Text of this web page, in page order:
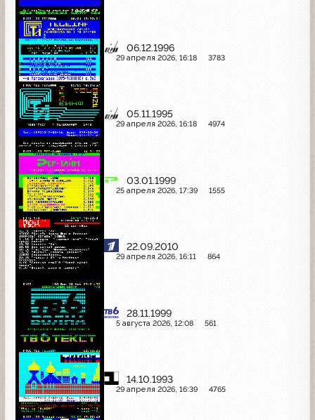
06.12.1996
29 апреля 2026, 16:18 3783
05.11.1995
29 апреля 2026, 16:18 4974
03.01.1999
25 апреля 2026, 17:39 1555
22.09.2010
29 апреля 2026, 16:11 864
28.11.1999
5 августа 2026, 12:08 561
14.10.1993
29 апреля 2026, 16:39 4765